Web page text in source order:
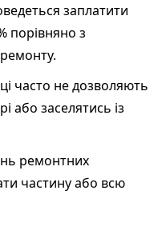
заплатити
порівняно з
часто не дозволяють
або заселятись із
ремонтних
частину або всю